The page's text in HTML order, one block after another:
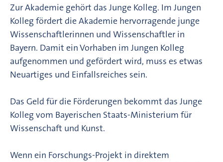
Zur Akademie gehört das Junge Kolleg. Im Jungen
Kolleg fördert die Akademie hervorragende junge
Wissenschaftlerinnen und Wissenschaftler in
Bayern. Damit ein Vorhaben im Jungen Kolleg
aufgenommen und gefördert wird, muss es etwas
Neuartiges und Einfallsreiches sein.
Das Geld für die Förderungen bekommt das Junge
Kolleg vom Bayerischen Staats-Ministerium für
Wissenschaft und Kunst.
Wenn ein Forschungs-Projekt in direktem